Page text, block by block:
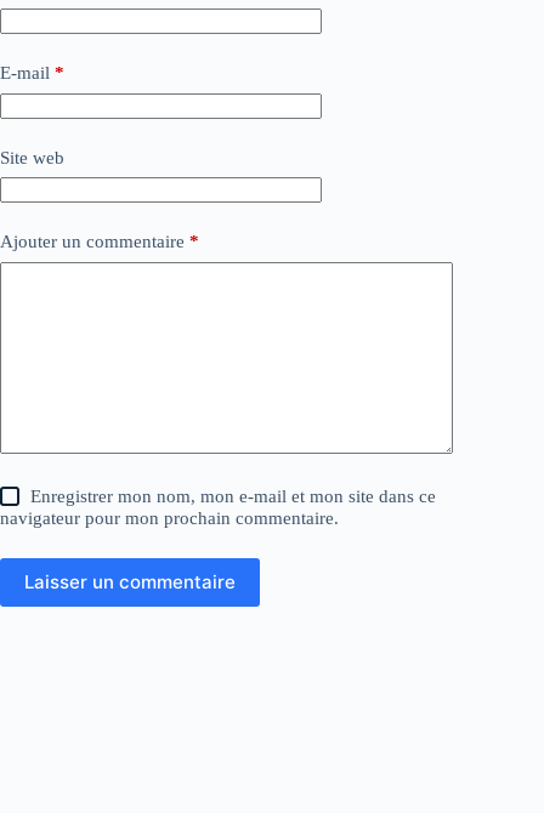
E-mail *
Site web
Ajouter un commentaire *
Enregistrer mon nom, mon e-mail et mon site dans ce
navigateur pour mon prochain commentaire.
Laisser un commentaire